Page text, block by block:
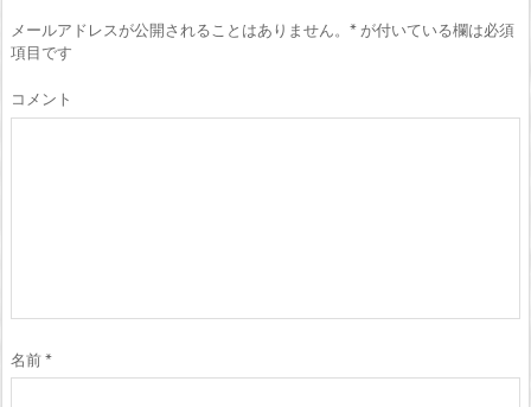
メールアドレスが公開されることはありません。 *が付いている欄は必須
項目です
コメント
名前*